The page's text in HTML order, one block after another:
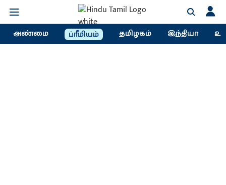
அண்மை ப்ரீமியம் தமிழகம் இந்தியா